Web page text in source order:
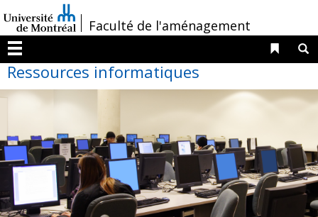
au
contenu
/Faculté de l'aménagement
Menu
Liens
Ressources informatiques